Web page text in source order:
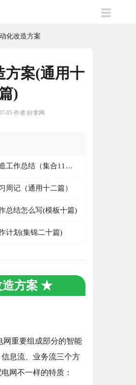
化改造方案
方案(通用十
)
05 作者:好拿网
工作总结（集合11
周记（通用十二篇）
总结怎么写(模板十篇)
计划(集锦二十篇)
方案 ★
网重要组成部分的智能
息流、业务流三个方
网不一样的特质：